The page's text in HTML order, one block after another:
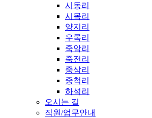
시동리
시목리
양지리
우록리
죽암리
죽전리
중삼리
중척리
하석리
오시는 길
직원/업무안내